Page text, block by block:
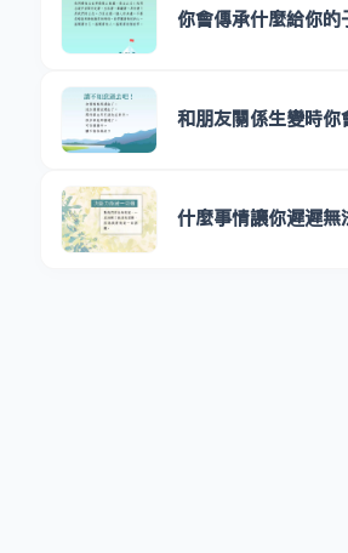
你會傳承什麼給你的
和朋友關係生變時你
什麼事情讓你遲遲無